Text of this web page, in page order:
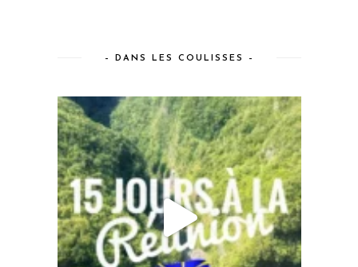
– DANS LES COULISSES –